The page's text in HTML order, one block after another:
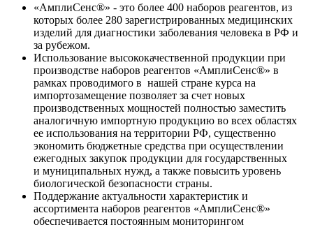
«АмплиСенс®» - это более 400 наборов реагентов, из
которых более 280 зарегистрированных медицинских
изделий для диагностики заболевания человека в РФ и
за рубежом.
Использование высококачественной продукции при
производстве наборов реагентов «АмплиСенс®» в
рамках проводимого в нашей стране курса на
импортозамещение позволяет за счет новых
производственных мощностей полностью заместить
аналогичную импортную продукцию во всех областях
ее использования на территории РФ, существенно
экономить бюджетные средства при осуществлении
ежегодных закупок продукции для государственных
и муниципальных нужд, а также повысить уровень
биологической безопасности страны.
Поддержание актуальности характеристик и
ассортимента наборов реагентов «АмплиСенс®»
обеспечивается постоянным мониторингом